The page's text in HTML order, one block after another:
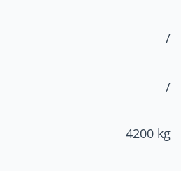
/
/
4200 kg